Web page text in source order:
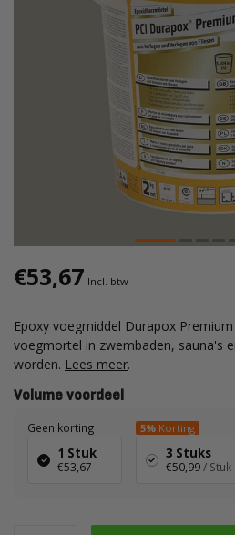
€53,67 Incl. btw
Epoxy voegmiddel Durapox
voegmortel in zwembaden, sauna's
worden. Lees meer.
Volume voordeel
Geen korting
1 Stuk
€53,67
5%Korting
3 Stuks
€50,99/ Stuk